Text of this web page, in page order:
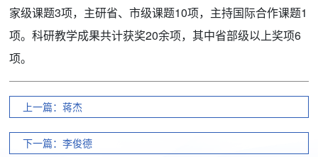
家级课题3项，主研省、市级课题10项，主持国际合作课题1
项。科研教学成果共计获奖20余项，其中省部级以上奖项6
项。
上一篇：蒋杰
下一篇：李俊德